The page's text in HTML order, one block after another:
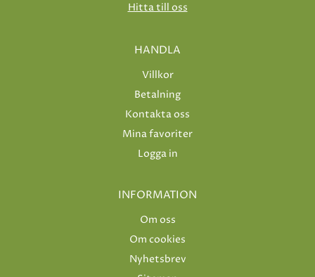
Hitta till oss
HANDLA
Villkor
Betalning
Kontakta oss
Mina favoriter
Logga in
INFORMATION
Om oss
Om cookies
Nyhetsbrev